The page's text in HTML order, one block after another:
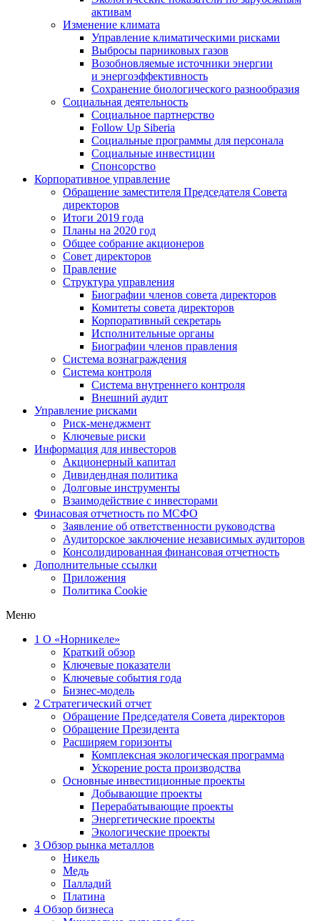
активам
Изменение климата
Управление климатическими рисками
Выбросы парниковых газов
Возобновляемые источники энергии
и энергоэффективность
Сохранение биологического разнообразия
Социальная деятельность
Социальное партнерство
Follow Up Siberia
Социальные программы для персонала
Социальные инвестиции
Спонсорство
Корпоративное управление
Обращение заместителя Председателя Совета
директоров
Итоги 2019 года
Планы на 2020 год
Общее собрание акционеров
Совет директоров
Правление
Структура управления
Биографии членов совета директоров
Комитеты совета директоров
Корпоративный секретарь
Исполнительные органы
Биографии членов правления
Система вознаграждения
Система контроля
Система внутреннего контроля
Внешний аудит
Управление рисками
Риск-менеджмент
Ключевые риски
Информация для инвесторов
Акционерный капитал
Дивидендная политика
Долговые инструменты
Взаимодействие с инвеcторами
Финасовая отчетность по МСФО
Заявление об ответственности руководства
Аудиторское заключение независимых аудиторов
Консолидированная финансовая отчетность
Дополнительные ссылки
Приложения
Политика Cookie
Меню
1 О «Норникеле»
Краткий обзор
Ключевые показатели
Ключевые события года
Бизнес-модель
2 Стратегический отчет
Обращение Председателя Совета директоров
Обращение Президента
Расширяем горизонты
Комплексная экологическая программа
Ускорение роста производства
Основные инвестиционные проекты
Добывающие проекты
Перерабатывающие проекты
Энергетические проекты
Экологические проекты
3 Обзор рынка металлов
Никель
Медь
Палладий
Платина
4 Обзор бизнеса